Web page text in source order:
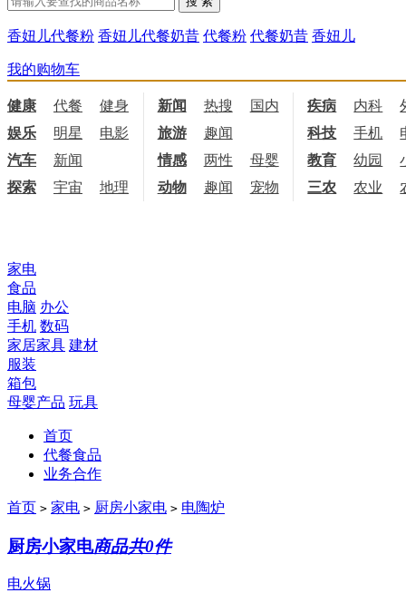
香妞儿代餐粉 香妞儿代餐奶昔 代餐粉 代餐奶昔 香妞儿
我的购物车
健康 代餐 健身 饮食
新闻 热搜 国内 国际
疾病 内科
娱乐
明星 电影 电视
旅游 趣闻 科技 手机
汽车
新闻 情感 两性 母婴 职场
教育 幼园
探索
宇宙 地理 天文
动物 趣闻 宠物 三农 农业
家电
食品
电脑 办公
手机 数码
家居家具 建材
服装
箱包
母婴产品 玩具
首页
代餐食品
业务合作
首页 > 家电 > 厨房小家电 > 电陶炉
厨房小家电商品共0件
电火锅